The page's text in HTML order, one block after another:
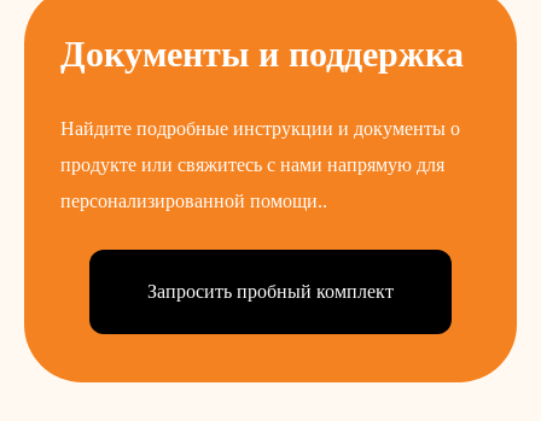
Документы и поддержка
Найдите подробные инструкции и документы о
продукте или свяжитесь с нами напрямую для
персонализированной помощи..
Запросить пробный комплект